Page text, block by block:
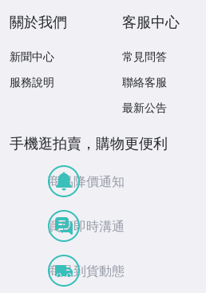
關於我們
新聞中心
服務說明
客服中心
常見問答
聯絡客服
最新公告
手機逛拍賣，購物更便利
商品降價通知
買賣即時溝通
商品到貨動態